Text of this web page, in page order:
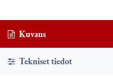
Kuvaus
Tekniset tiedot